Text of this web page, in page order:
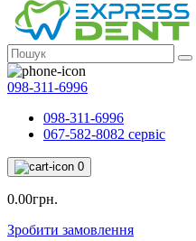
098-311-6996
098-311-6996
067-582-8082 сервіс
0
0.00грн.
Зробити замовлення